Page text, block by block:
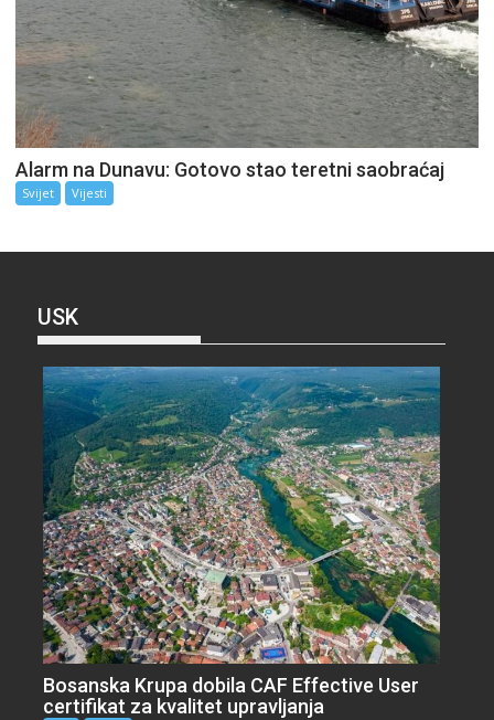
Alarm na Dunavu: Gotovo stao teretni saobraćaj
Svijet Vijesti
USK
Bosanska Krupa dobila CAF Effective User
certifikat za kvalitet upravljanja